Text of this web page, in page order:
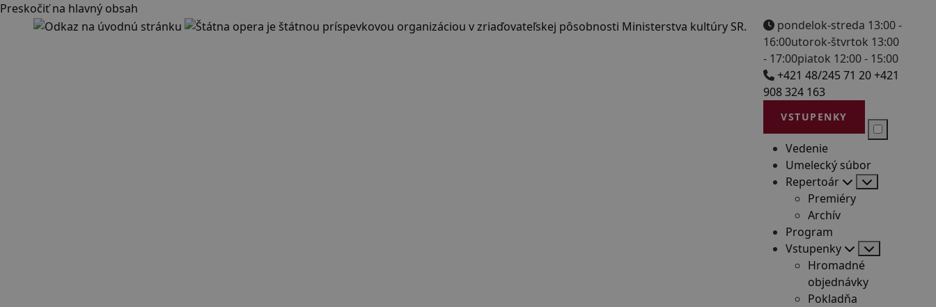
Preskočiť na hlavný obsah
pondelok-streda 13:00 -
16:00utorok-štvrtok 13:00
- 17:00piatok 12:00 - 15:00
+421 48/245 71 20+421
908 324 163
VSTUPENKY
Vedenie
Umelecký súbor
Repertoár
Premiéry
Archív
Program
Vstupenky
Hromadné
objednávky
Pokladňa